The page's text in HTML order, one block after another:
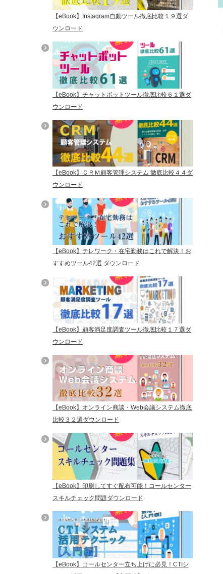
【eBook】Instagram自動ツール徹底比較１９選ダ
ウンロード
【eBook】チャットボットツール徹底比較６１選ダ
ウンロード
【eBook】ＣＲＭ顧客管理システム 徹底比較４４ダ
ウンロード
【eBook】テレワーク・在宅勤務はこれで解決！お
すすめツール42選 ダウンロード
【eBook】顧客満足度調査ツール徹底比較１７選ダ
ウンロード
【eBook】オンライン商談・Web会議システム徹底
比較３２選ダウンロード
【eBook】印刷してすぐ配布可能！コールセンター
スキルチェック問題ダウンロード
【eBook】コールセンター立ち上げに必見！CTIシ